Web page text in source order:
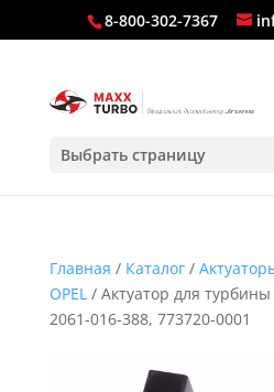
8-800-302-7367
Выбрать страницу
Главная / Каталог/
OPEL/ Актуатор для турбины
2061-016-388, 773720-0001